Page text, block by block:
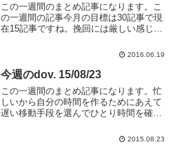
この一週間のまとめ記事になります。こ
の一週間の記事今月の目標は30記事で現
在15記事ですね。挽回には厳しい感じに
いていきますよ。デスクワークは目を酷
使するので休憩に遠くを見るようにした
ちょっとした空き時間...
2016.06.19
今週のdov. 15/08/23
この一週間のまとめ記事になります。忙
しいから自分の時間を作るためにあえて
遅い移動手段を選んでひとり時間を確保
会議する。FREETELのSimpleに注目SIM
2015.08.23